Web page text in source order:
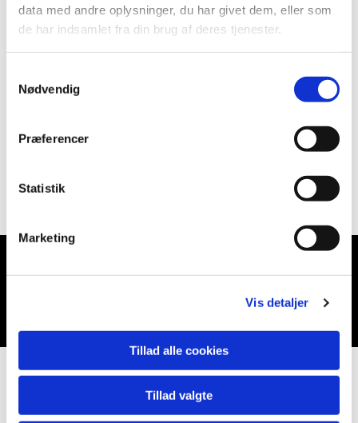
data med andre oplysninger, du har givet dem, eller som
de har indsamlet fra din brug af deres tjenester.
Nødvendig
Præferencer
Statistik
Marketing
Vis detaljer
Tillad alle cookies
Tillad valgte
Du vil måske også kunne lide...